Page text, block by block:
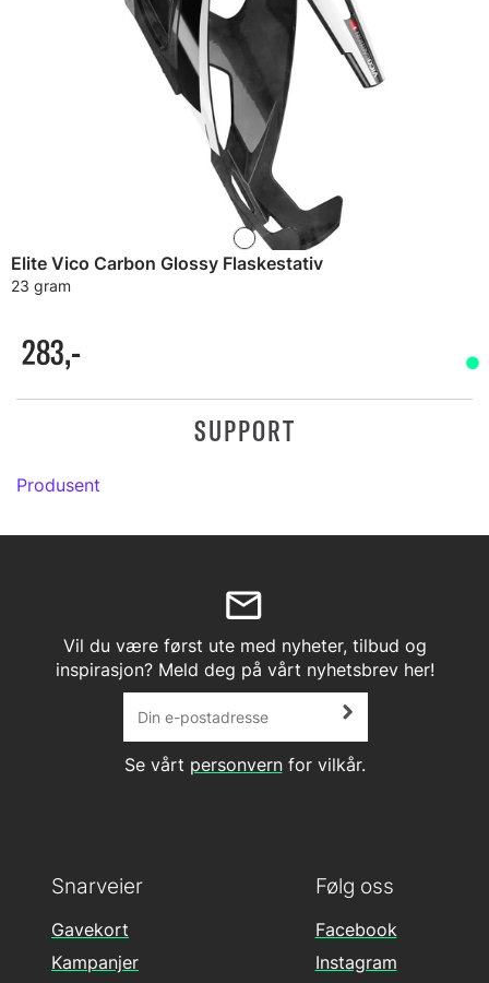
Elite Vico Carbon Glossy Flaskestativ
23 gram
283,-
SUPPORT
Produsent
Vil du være først ute med nyheter, tilbud og
inspirasjon? Meld deg på vårt nyhetsbrev her!
Se vårt personvernfor vilkår.
Følg oss
Facebook
Instagram
Snarveier
Gavekort
Kampanjer